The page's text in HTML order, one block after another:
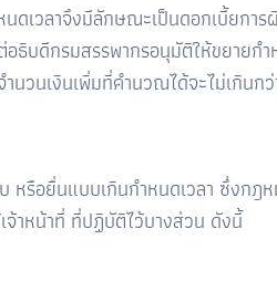
เวลาจึงมีลักษณะเป็นดอกเบี้ยกา
บดีกรมสรรพากรอนุมัติให้ขยายก
วนเงินเพิ่มที่คำนวณได้จะไม่เกินก
อยื่นแบบเกินกำหนดเวลา ซึ่งกฎห
จ้าหน้าที่ ที่ปฏิบัติไว้บางส่วน ดังนี้